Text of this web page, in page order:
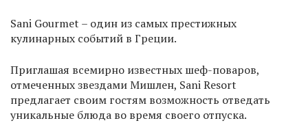
Sani Gourmet – один из самых престижных
кулинарных событий в Греции.
Приглашая всемирно известных шеф-поваров,
отмеченных звездами Мишлен, Sani Resort
предлагает своим гостям возможность отведать
уникальные блюда во время своего отпуска.